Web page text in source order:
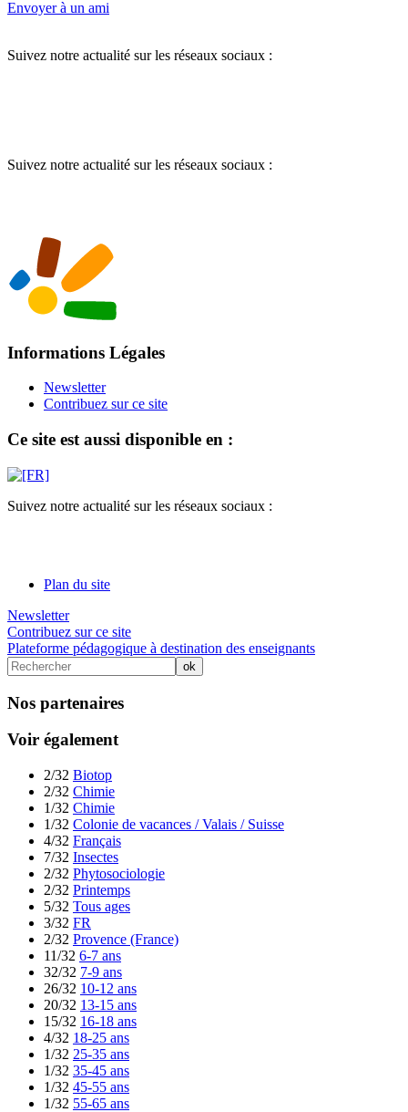
Envoyer à un ami
Suivez notre actualité sur les réseaux sociaux :
Suivez notre actualité sur les réseaux sociaux :
Informations Légales
Newsletter
Contribuez sur ce site
Ce site est aussi disponible en :
Suivez notre actualité sur les réseaux sociaux :
Plan du site
Newsletter
Contribuez sur ce site
Plateforme pédagogique à destination des enseignants
Nos partenaires
Voir également
2/32 Biotop
2/32 Chimie
1/32 Chimie
1/32 Colonie de vacances / Valais / Suisse
4/32 Français
7/32 Insectes
2/32 Phytosociologie
2/32 Printemps
5/32 Tous ages
3/32 FR
2/32 Provence (France)
11/32 6-7 ans
32/32 7-9 ans
26/32 10-12 ans
20/32 13-15 ans
15/32 16-18 ans
4/32 18-25 ans
1/32 25-35 ans
1/32 35-45 ans
1/32 45-55 ans
1/32 55-65 ans